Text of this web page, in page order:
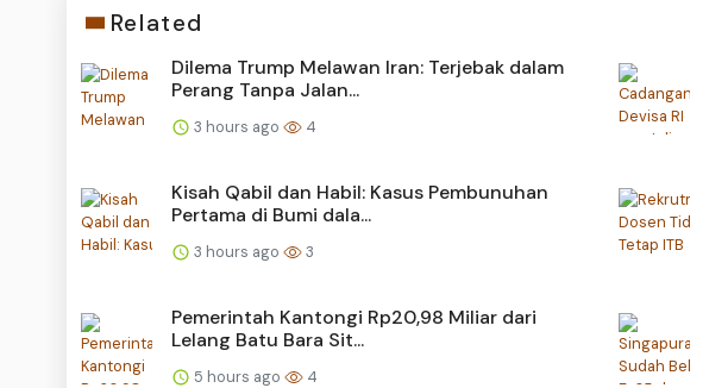
Related
Dilema Trump Melawan Iran: Terjebak dalam
Perang Tanpa Jalan...
3 hours ago 4
Kisah Qabil dan Habil: Kasus Pembunuhan
Pertama di Bumi dala...
3 hours ago 3
Pemerintah Kantongi Rp20,98 Miliar dari
Lelang Batu Bara Sit...
5 hours ago 4